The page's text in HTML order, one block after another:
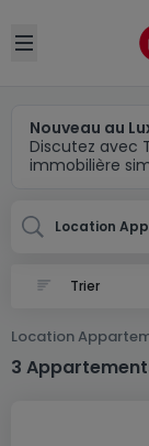
Open sidebar
Nouveau au
Discutez avec
immobilière
Location
Location
3
Annuler